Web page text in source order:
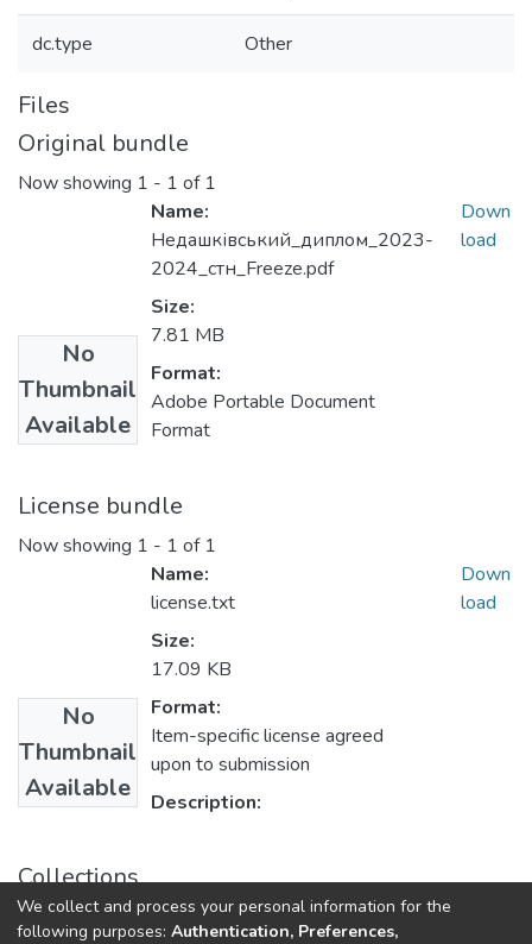
dc.type Other
Files
Original bundle
Now showing 1 - 1 of 1
No
Thumbnail
Available
Name:
Недашківський_диплом_2023-
2024_стн_Freeze.pdf
Size:
7.81 MB
Format:
Adobe Portable Document
Format
Down
load
License bundle
Now showing 1 - 1 of 1
No
Thumbnail
Available
Name:
license.txt
Size:
17.09 KB
Format:
Item-specific license agreed
upon to submission
Description:
Down
load
Collections
181 «Харчові технології» - Бакалаври 2023-2024
We collect and process your personal information for the
following purposes: Authentication, Preferences,